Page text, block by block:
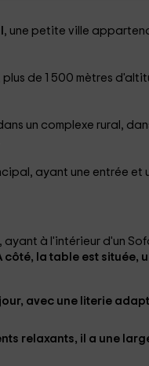
, une petite ville
plus de 1 500 mètres
un complexe rural,
ayant une entrée et
à l'intérieur d'un
la table est située,
avec une literie
relaxants, il a une